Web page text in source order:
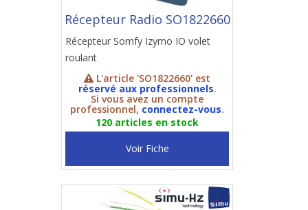
Récepteur Radio SO1822660
Récepteur Somfy Izymo IO volet
roulant
L'article 'SO1822660' est
réservé aux professionnels.
Si vous avez un compte
professionnel, connectez-vous.
120 articles en stock
Voir Fiche